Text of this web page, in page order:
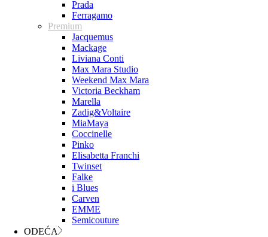
Prada
Ferragamo
Premium
Jacquemus
Mackage
Liviana Conti
Max Mara Studio
Weekend Max Mara
Victoria Beckham
Marella
Zadig&Voltaire
MiaMaya
Coccinelle
Pinko
Elisabetta Franchi
Twinset
Falke
i Blues
Carven
EMME
Semicouture
ODEĆA